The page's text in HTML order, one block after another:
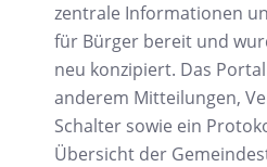
zentrale Informationen
für Bürger bereit und
neu konzipiert. Das
anderem Mitteilungen,
Schalter sowie ein
Übersicht der